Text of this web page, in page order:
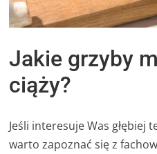
Jakie grzyby
ciąży?
Jeśli interesuje Was głębiej
warto zapoznać się z